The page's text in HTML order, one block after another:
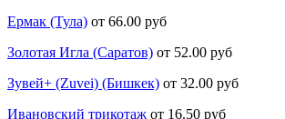
Ермак (Тула) от 66.00 руб
Золотая Игла (Саратов) от 52.00 руб
Зувей+ (Zuvei) (Бишкек) от 32.00 руб
Ивановский трикотаж от 16.50 руб